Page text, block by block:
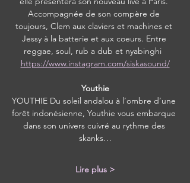
Accompagnée de son compère de
toujours, Clem aux claviers et machines et
Jessy à la batterie et aux coeurs. Entre
reggae, soul, rub a dub et nyabinghi
https://www.instagram.com/siskasound/
Youthie
YOUTHIE Du soleil andalou à l’ombre d’une
forêt indonésienne, Youthie vous embarque
dans son univers cuivré au rythme des
skanks…
Lire plus >